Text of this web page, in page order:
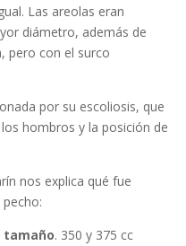
Las areolas eran
diámetro, además de
pero con el surco
por su escoliosis, que
hombros y la posición de
nos explica qué fue
. 350 y 375 cc